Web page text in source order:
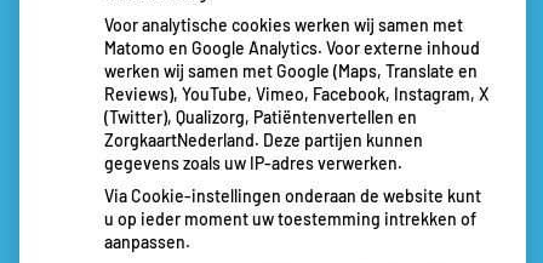
Voor analytische cookies werken wij samen met
Matomo en Google Analytics. Voor externe inhoud
werken wij samen met Google (Maps, Translate en
Reviews), YouTube, Vimeo, Facebook, Instagram, X
(Twitter), Qualizorg, Patiëntenvertellen en
ZorgkaartNederland. Deze partijen kunnen
gegevens zoals uw IP-adres verwerken.
Via Cookie-instellingen onderaan de website kunt
u op ieder moment uw toestemming intrekken of
aanpassen.